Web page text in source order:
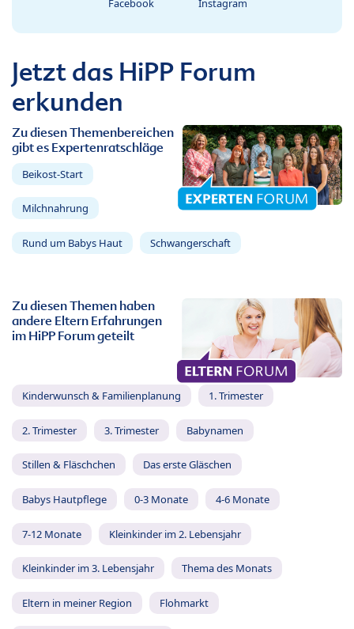
Facebook Instagram
Jetzt das HiPP Forum
erkunden
Zu diesen Themenbereichen
gibt es Expertenratschläge
Beikost-Start
Milchnahrung
Rund um Babys Haut Schwangerschaft
Zu diesen Themen haben
andere Eltern Erfahrungen
im HiPP Forum geteilt
Kinderwunsch & Familienplanung 1. Trimester
2. Trimester 3. Trimester Babynamen
Stillen & Fläschchen Das erste Gläschen
Babys Hautpflege 0-3 Monate 4-6 Monate
7-12 Monate Kleinkinder im 2. Lebensjahr
Kleinkinder im 3. Lebensjahr Thema des Monats
Eltern in meiner Region Flohmarkt